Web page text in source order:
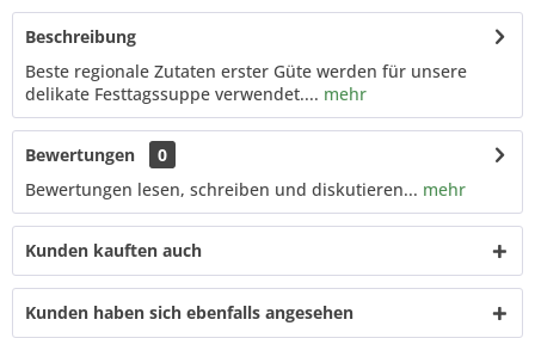
Beschreibung
Beste regionale Zutaten erster Güte werden für unsere
delikate Festtagssuppe verwendet.... mehr
Bewertungen
0
Bewertungen lesen, schreiben und diskutieren... mehr
Kunden kauften auch
Kunden haben sich ebenfalls angesehen